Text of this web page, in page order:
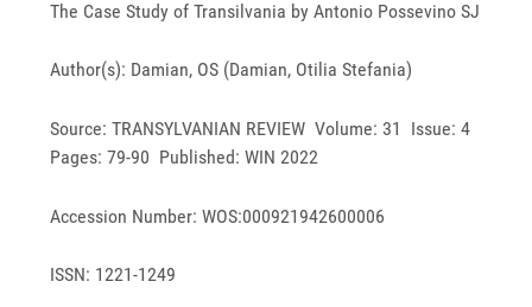
The Case Study of Transilvania by Antonio Possevino SJ
Author(s): Damian, OS (Damian, Otilia Stefania)
Source: TRANSYLVANIAN REVIEW Volume: 31 Issue: 4
Pages: 79-90 Published: WIN 2022
Accession Number: WOS:000921942600006
ISSN: 1221-1249